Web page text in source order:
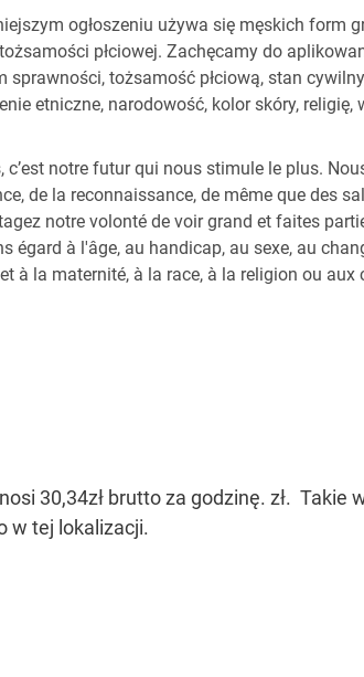
ogłoszeniu używa się męskich form
płciowej. Zachęcamy do
tożsamość płciową, stan
etniczne, narodowość, kolor skóry, religię,
notre futur qui nous stimule le plus.
de la reconnaissance, de même que des
notre volonté de voir grand et faites
à l'âge, au handicap, au sexe, au
à la maternité, à la race, à la religion ou aux
30,34zł brutto za godzinę. zł. Takie
w tej lokalizacji.